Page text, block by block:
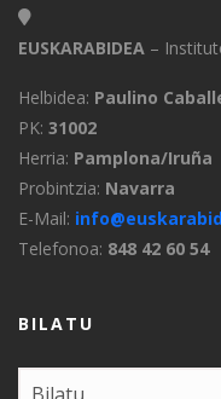
EUSKARABIDEA –
Helbidea: Paulino
PK: 31002
Herria: Pamplona/Iruña
Probintzia: Navarra
E-Mail:
Telefonoa: 848 42 60 54
BILATU